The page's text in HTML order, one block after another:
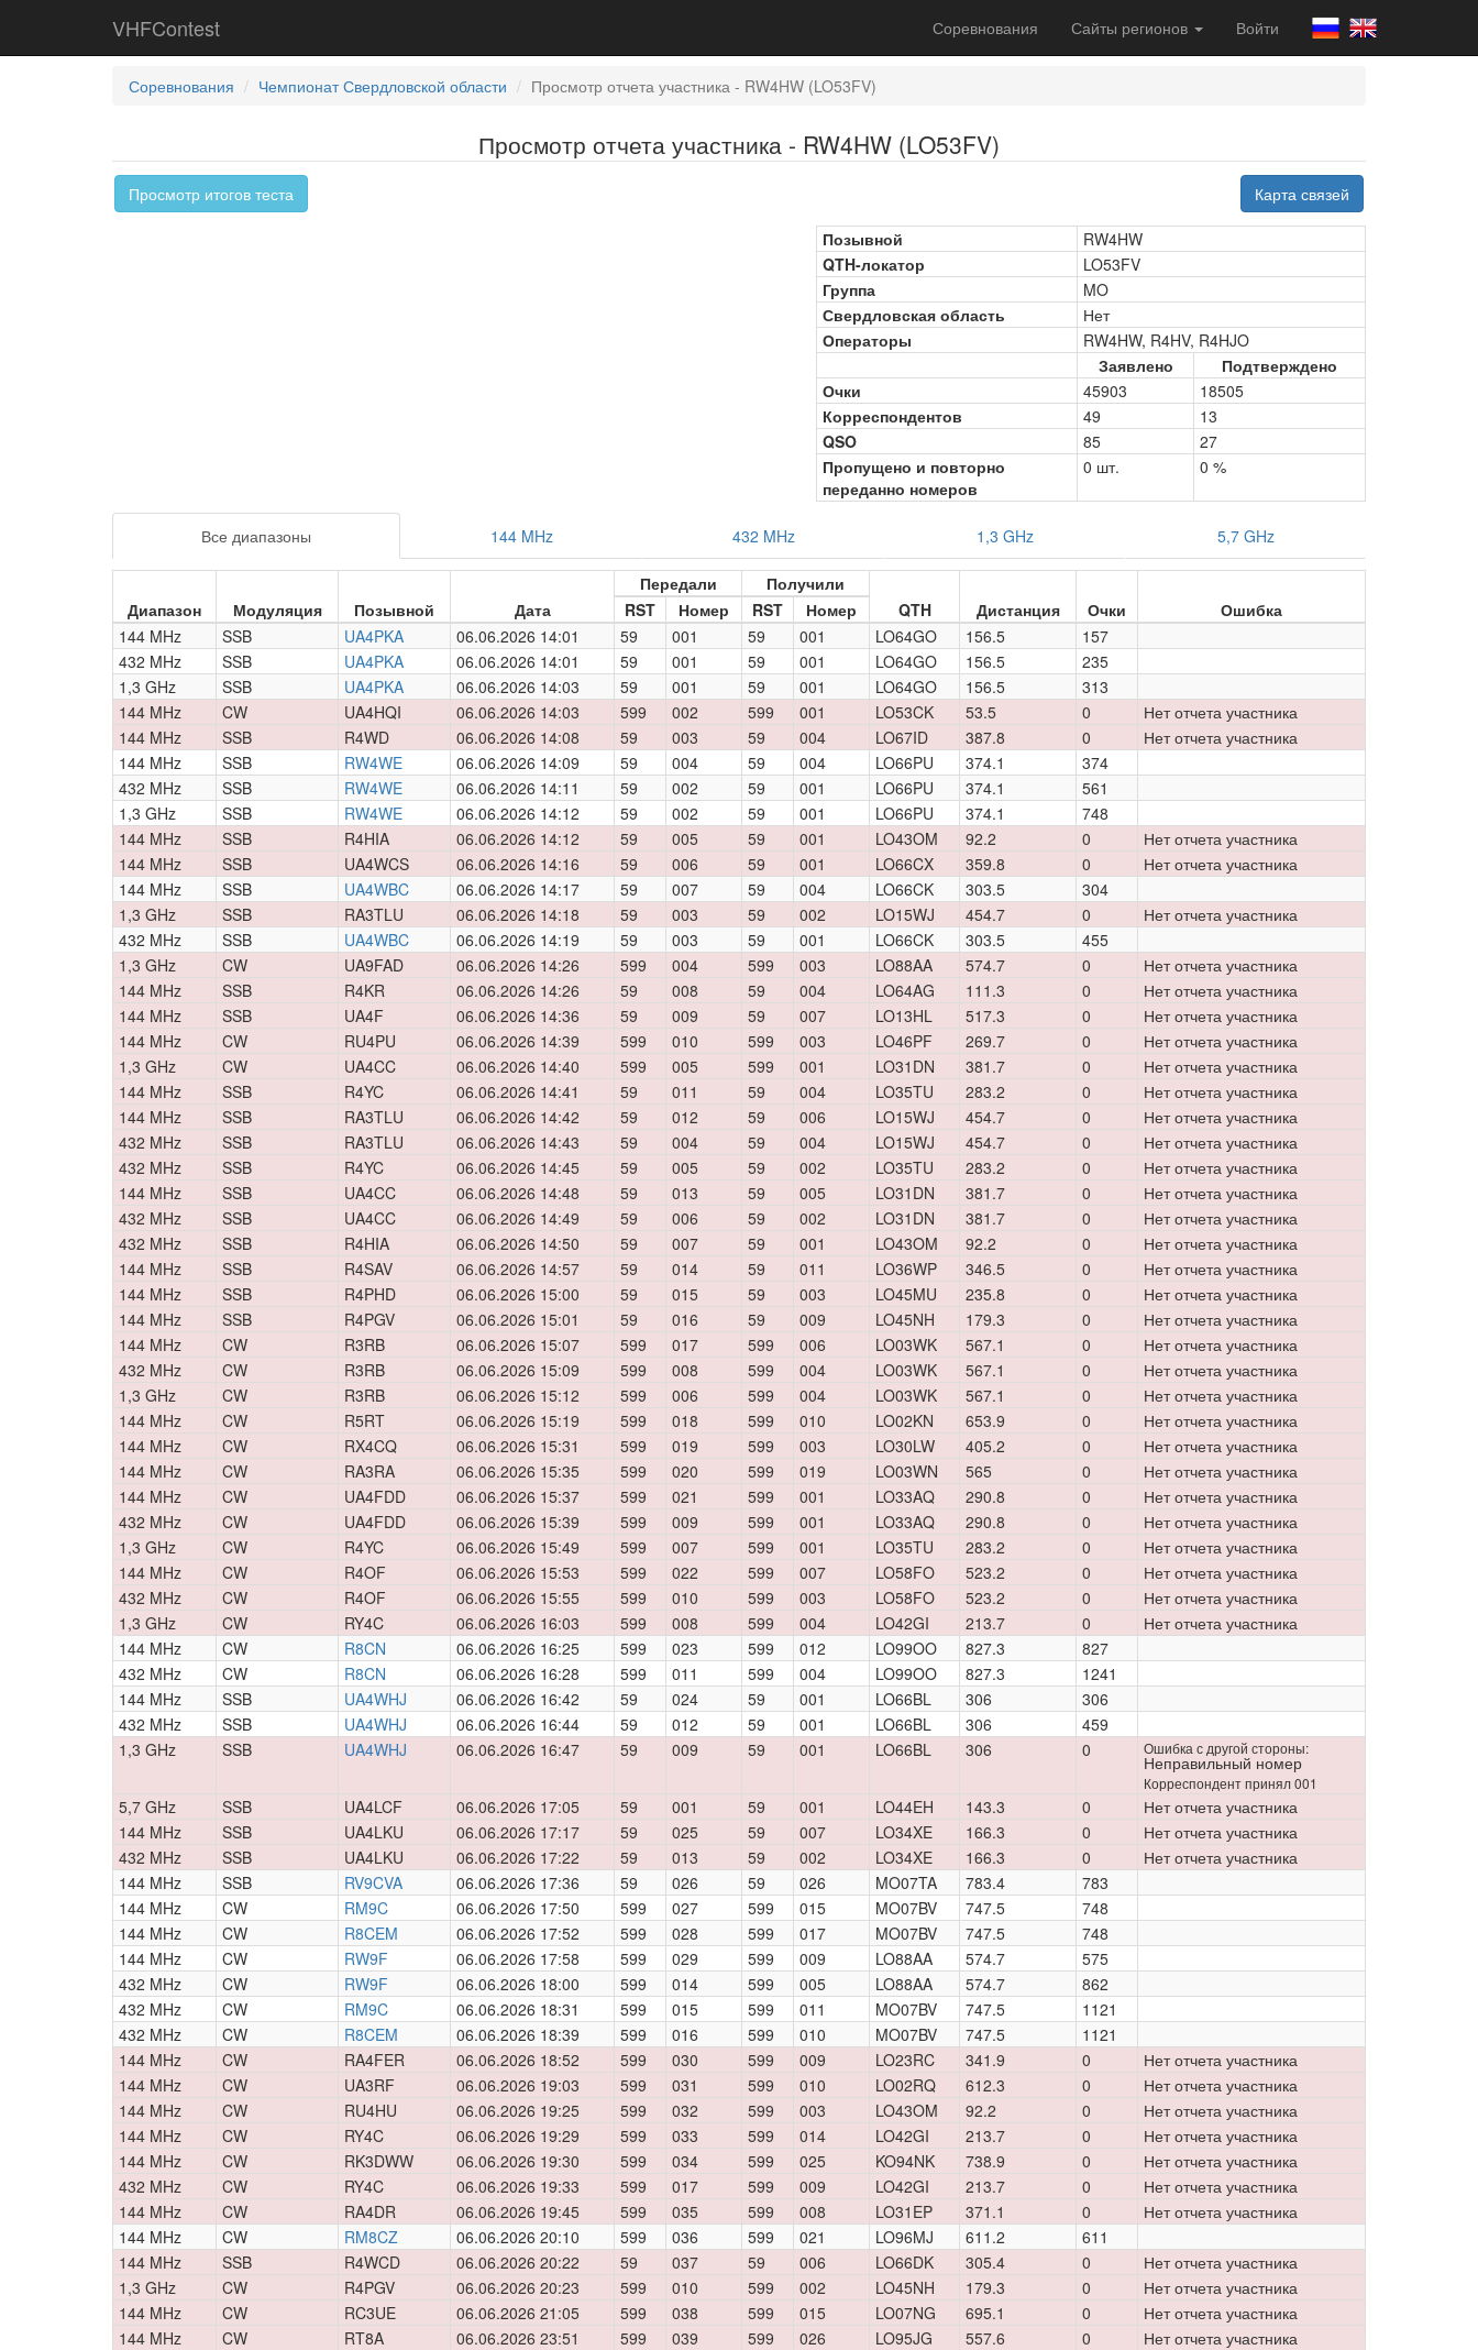
VHFContest Соревнования Сайты регионов Войти
Соревнования Чемпионат Свердловской области Просмотр отчета участника - RW4HW (LO53FV)
Просмотр отчета участника - RW4HW (LO53FV)
Просмотр итогов теста Карта связей
Позывной
RW4HW
QTH-локатор
LO53FV
Группа
MO
Свердловская область
Нет
Операторы
RW4HW, R4HV, R4HJO
Заявлено
Подтверждено
Очки
45903
18505
Корреспондентов
49
13
QSO
85
27
Пропущено и повторно
переданно номеров
0 шт. 0 %
Все диапазоны 144 MHz 432 MHz 1,3 GHz 5,7 GHz
Диапазон Модуляция Позывной Дата
Передали
Получили
QTH
Дистанция Очки Ошибка
RST Номер RST
Номер
144 MHz
SSB UA4PKA 06.06.2026 14:01 59 001 59 001 LO64GO 156.5
157
432 MHz
SSB UA4PKA 06.06.2026 14:01 59 001 59 001 LO64GO 156.5
235
1,3 GHz
SSB UA4PKA 06.06.2026 14:03 59 001 59 001 LO64GO 156.5
313
144 MHz
CW UA4HQI 06.06.2026 14:03 599 002 599 001 LO53CK 53.5 0
Нет отчета участника
144 MHz
SSB R4WD 06.06.2026 14:08 59 003 59 004 LO67ID 387.8 0
Нет отчета участника
144 MHz
SSB RW4WE 06.06.2026 14:09 59 004 59 004 LO66PU 374.1
374
432 MHz
SSB RW4WE 06.06.2026 14:11 59 002 59 001 LO66PU 374.1
561
1,3 GHz
SSB RW4WE 06.06.2026 14:12 59 002 59 001 LO66PU 374.1
748
144 MHz
SSB R4HIA 06.06.2026 14:12 59 005 59 001 LO43OM 92.2 0
Нет отчета участника
144 MHz
SSB UA4WCS 06.06.2026 14:16 59 006 59 001 LO66CX 359.8 0
Нет отчета участника
144 MHz
SSB UA4WBC 06.06.2026 14:17 59 007 59 004 LO66CK 303.5
304
1,3 GHz
SSB RA3TLU 06.06.2026 14:18 59 003 59 002 LO15WJ 454.7 0
Нет отчета участника
432 MHz
SSB UA4WBC 06.06.2026 14:19 59 003 59 001 LO66CK 303.5
455
1,3 GHz
CW UA9FAD 06.06.2026 14:26 599 004 599 003 LO88AA 574.7 0
Нет отчета участника
144 MHz
SSB R4KR 06.06.2026 14:26 59 008 59 004 LO64AG 111.3 0
Нет отчета участника
144 MHz
SSB UA4F 06.06.2026 14:36 59 009 59 007 LO13HL 517.3 0
Нет отчета участника
144 MHz
CW RU4PU 06.06.2026 14:39 599 010 599 003 LO46PF 269.7 0
Нет отчета участника
1,3 GHz
CW UA4CC 06.06.2026 14:40 599 005 599 001 LO31DN 381.7 0
Нет отчета участника
144 MHz
SSB R4YC 06.06.2026 14:41 59 011 59 004 LO35TU 283.2 0
Нет отчета участника
144 MHz
SSB RA3TLU 06.06.2026 14:42 59 012 59 006 LO15WJ 454.7 0
Нет отчета участника
432 MHz
SSB RA3TLU 06.06.2026 14:43 59 004 59 004 LO15WJ 454.7 0
Нет отчета участника
432 MHz
SSB R4YC 06.06.2026 14:45 59 005 59 002 LO35TU 283.2 0
Нет отчета участника
144 MHz
SSB UA4CC 06.06.2026 14:48 59 013 59 005 LO31DN 381.7 0
Нет отчета участника
432 MHz
SSB UA4CC 06.06.2026 14:49 59 006 59 002 LO31DN 381.7 0
Нет отчета участника
432 MHz
SSB R4HIA 06.06.2026 14:50 59 007 59 001 LO43OM 92.2 0
Нет отчета участника
144 MHz
SSB R4SAV 06.06.2026 14:57 59 014 59 011 LO36WP 346.5 0
Нет отчета участника
144 MHz
SSB R4PHD 06.06.2026 15:00 59 015 59 003 LO45MU 235.8 0
Нет отчета участника
144 MHz
SSB R4PGV 06.06.2026 15:01 59 016 59 009 LO45NH 179.3 0
Нет отчета участника
144 MHz
CW R3RB 06.06.2026 15:07 599 017 599 006 LO03WK 567.1 0
Нет отчета участника
432 MHz
CW R3RB 06.06.2026 15:09 599 008 599 004 LO03WK 567.1 0
Нет отчета участника
1,3 GHz
CW R3RB 06.06.2026 15:12 599 006 599 004 LO03WK 567.1 0
Нет отчета участника
144 MHz
CW R5RT 06.06.2026 15:19 599 018 599 010 LO02KN 653.9 0
Нет отчета участника
144 MHz
CW RX4CQ 06.06.2026 15:31 599 019 599 003 LO30LW 405.2 0
Нет отчета участника
144 MHz
CW RA3RA 06.06.2026 15:35 599 020 599 019 LO03WN 565 0
Нет отчета участника
144 MHz
CW UA4FDD 06.06.2026 15:37 599 021 599 001 LO33AQ 290.8 0
Нет отчета участника
432 MHz
CW UA4FDD 06.06.2026 15:39 599 009 599 001 LO33AQ 290.8 0
Нет отчета участника
1,3 GHz
CW R4YC 06.06.2026 15:49 599 007 599 001 LO35TU 283.2 0
Нет отчета участника
144 MHz
CW R4OF 06.06.2026 15:53 599 022 599 007 LO58FO 523.2 0
Нет отчета участника
432 MHz
CW R4OF 06.06.2026 15:55 599 010 599 003 LO58FO 523.2 0
Нет отчета участника
1,3 GHz
CW RY4C 06.06.2026 16:03 599 008 599 004 LO42GI 213.7 0
Нет отчета участника
144 MHz
CW R8CN 06.06.2026 16:25 599 023 599 012 LO99OO 827.3
827
432 MHz
CW R8CN 06.06.2026 16:28 599 011 599 004 LO99OO 827.3
1241
144 MHz
SSB UA4WHJ 06.06.2026 16:42 59 024 59 001 LO66BL 306
306
432 MHz
SSB UA4WHJ 06.06.2026 16:44 59 012 59 001 LO66BL 306
459
1,3 GHz
SSB UA4WHJ 06.06.2026 16:47 59 009 59 001 LO66BL 306 0 Ошибка с другой стороны:
Неправильный номер
Корреспондент принял 001
5,7 GHz SSB UA4LCF 06.06.2026 17:05 59 001 59 001 LO44EH 143.3 0
Нет отчета участника
144 MHz
SSB UA4LKU 06.06.2026 17:17 59 025 59 007 LO34XE 166.3 0
Нет отчета участника
432 MHz
SSB UA4LKU 06.06.2026 17:22 59 013 59 002 LO34XE 166.3 0
Нет отчета участника
144 MHz
SSB RV9CVA 06.06.2026 17:36 59 026 59 026 MO07TA 783.4
783
144 MHz
CW RM9C 06.06.2026 17:50 599 027 599 015 MO07BV 747.5
748
144 MHz
CW R8CEM 06.06.2026 17:52 599 028 599 017 MO07BV 747.5
748
144 MHz
CW RW9F 06.06.2026 17:58 599 029 599 009 LO88AA 574.7
575
432 MHz
CW RW9F 06.06.2026 18:00 599 014 599 005 LO88AA 574.7
862
432 MHz
CW RM9C 06.06.2026 18:31 599 015 599 011 MO07BV 747.5
1121
432 MHz
CW R8CEM 06.06.2026 18:39 599 016 599 010 MO07BV 747.5
1121
144 MHz
CW RA4FER 06.06.2026 18:52 599 030 599 009 LO23RC 341.9 0
Нет отчета участника
144 MHz
CW UA3RF 06.06.2026 19:03 599 031 599 010 LO02RQ 612.3 0
Нет отчета участника
144 MHz
CW RU4HU 06.06.2026 19:25 599 032 599 003 LO43OM 92.2 0
Нет отчета участника
144 MHz
CW RY4C 06.06.2026 19:29 599 033 599 014 LO42GI 213.7 0
Нет отчета участника
144 MHz
CW RK3DWW 06.06.2026 19:30 599 034 599 025 KO94NK 738.9 0
Нет отчета участника
432 MHz
CW RY4C 06.06.2026 19:33 599 017 599 009 LO42GI 213.7 0
Нет отчета участника
144 MHz
CW RA4DR 06.06.2026 19:45 599 035 599 008 LO31EP 371.1 0
Нет отчета участника
144 MHz
CW RM8CZ 06.06.2026 20:10 599 036 599 021 LO96MJ 611.2
611
144 MHz
SSB R4WCD 06.06.2026 20:22 59 037 59 006 LO66DK 305.4 0
Нет отчета участника
1,3 GHz
CW R4PGV 06.06.2026 20:23 599 010 599 002 LO45NH 179.3 0
Нет отчета участника
144 MHz
CW RC3UE 06.06.2026 21:05 599 038 599 015 LO07NG 695.1 0
Нет отчета участника
144 MHz
CW RT8A 06.06.2026 23:51 599 039 599 026 LO95JG 557.6 0
Нет отчета участника